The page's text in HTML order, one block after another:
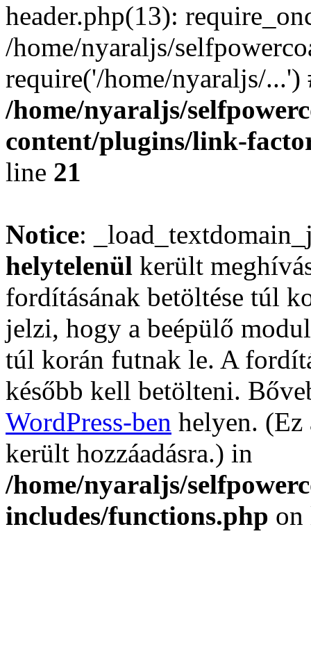
header.php(13):
/home/nyaraljs/
require('/home/nyaraljs/
/home/nyaraljs/
content/plugins/link-
line 21
Notice:
helytelenül került
fordításának betöltése túl
jelzi, hogy a beépülő
túl korán futnak le. A
később kell betölteni.
WordPress-ben helyen. (Ez
került hozzáadásra.) in
/home/nyaraljs/
includes/functions.php